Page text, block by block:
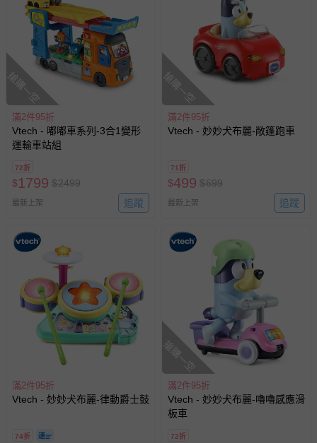
搶購一空
滿2件95折
Vtech - 嘟嘟車系列-3合1變形
運輸車站組
72折
$1799 $2499
最新上架 追蹤
搶購一空
滿2件95折
Vtech - 妙妙犬布麗-敞篷跑車
71折
$499 $699
最新上架 追蹤
滿2件95折
Vtech - 妙妙犬布麗-律動爵士鼓
74折
搶購一空
滿2件95折
Vtech - 妙妙犬布麗-嚕嚕感應滑
板車
72折